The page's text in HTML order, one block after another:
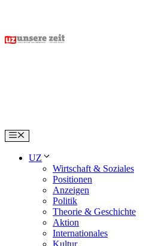
content
Menu
UZ
Wirtschaft & Soziales
Positionen
Anzeigen
Politik
Theorie & Geschichte
Aktion
Internationales